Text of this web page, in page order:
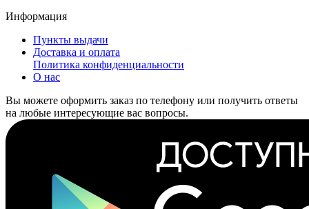
Информация
Пункты выдачи
Доставка и оплата
Политика конфиденциальности
О нас
Вы можете оформить заказ по телефону или получить ответы
на любые интересующие вас вопросы.